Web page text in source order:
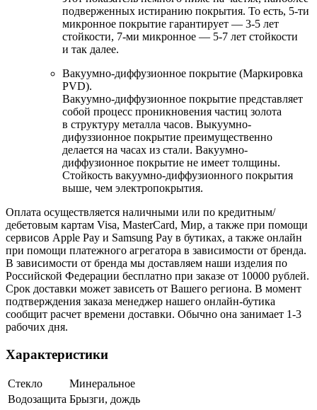
подверженных истиранию покрытия. То есть, 5-ти
микронное покрытие гарантирует — 3-5 лет
стойкости, 7-ми микронное — 5-7 лет стойкости
и так далее.
Вакуумно-диффузионное покрытие (Маркировка
PVD).
Вакуумно-диффузионное покрытие представляет
собой процесс проникновения частиц золота
в структуру металла часов. Выкуумно-
дифуззионное покрытие преимущественно
делается на часах из стали. Вакуумно-
диффузионное покрытие не имеет толщины.
Стойкость вакуумно-диффузионного покрытия
выше, чем электропокрытия.
Оплата осуществляется наличными или по кредитным/
дебетовым картам Visa, MasterCard, Мир, а также при помощи
сервисов Apple Pay и Samsung Pay в бутиках, а также онлайн
при помощи платежного агрегатора в зависимости от бренда.
В зависимости от бренда мы доставляем наши изделия по
Российской Федерации бесплатно при заказе от 10000 рублей.
Срок доставки может зависеть от Вашего региона. В момент
подтверждения заказа менеджер нашего онлайн-бутика
сообщит расчет времени доставки. Обычно она занимает 1-3
рабочих дня.
Характеристики
Стекло
Минеральное
Водозащита Брызги, дождь